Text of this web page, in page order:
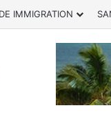
IMMIGRATION